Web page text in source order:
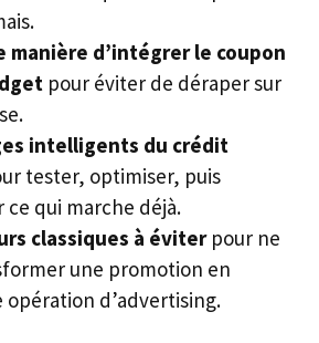
manière d’intégrer le coupon
pour éviter de déraper sur
intelligents du crédit
tester, optimiser, puis
ce qui marche déjà.
classiques à éviterpour ne
une promotion en
opération d’advertising.